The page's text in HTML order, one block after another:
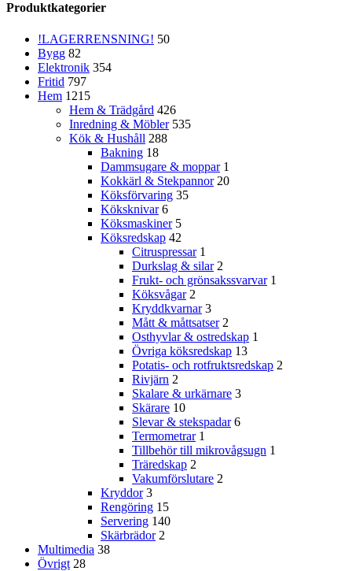
Produktkategorier
!LAGERRENSNING! 50
Bygg 82
Elektronik 354
Fritid 797
Hem 1215
Hem & Trädgård 426
Inredning & Möbler 535
Kök & Hushåll 288
Bakning 18
Dammsugare & moppar 1
Kokkärl & Stekpannor 20
Köksförvaring 35
Köksknivar 6
Köksmaskiner 5
Köksredskap 42
Citruspressar 1
Durkslag & silar 2
Frukt- och grönsakssvarvar 1
Köksvågar 2
Kryddkvarnar 3
Mått & måttsatser 2
Osthyvlar & ostredskap 1
Övriga köksredskap 13
Potatis- och rotfruktsredskap 2
Rivjärn 2
Skalare & urkärnare 3
Skärare 10
Slevar & stekspadar 6
Termometrar 1
Tillbehör till mikrovågsugn 1
Träredskap 2
Vakumförslutare 2
Kryddor 3
Rengöring 15
Servering 140
Skärbrädor 2
Multimedia 38
Övrigt 28